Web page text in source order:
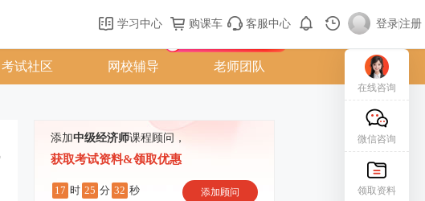
学习中心 购课车 客服中心 登录|注册
购课车 登录/注册
考试社区 网校辅导 老师团队
添加中级经济师课程顾问，
获取考试资料&领取优惠
17 时 25 分 31 秒 添加顾问
在线咨询
微信咨询
领取资料